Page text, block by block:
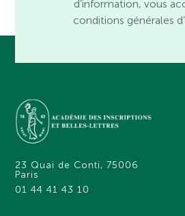
d’information, vous
conditions générales
23 Quai de Conti, 75006
Paris
01 44 41 43 10